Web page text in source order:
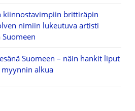
kiinnostavimpiin brittiräpin
nimiin lukeutuva artisti
Suomeen – näin hankit liput
alkua